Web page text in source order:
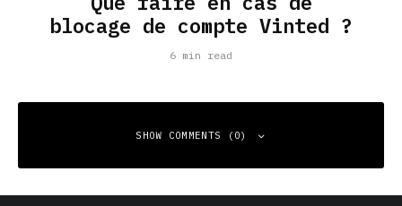
blocage de compte Vinted ?
6 min read
SHOW COMMENTS (0)